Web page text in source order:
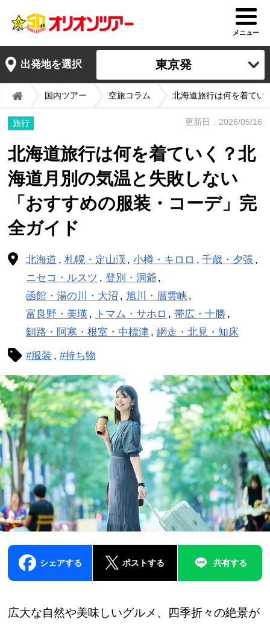
メニュー
出発地を選択 東京発
国内ツアー 空旅コラム 北海道旅行は何を着てい
旅行
北海道 札幌・定山渓 小樽・キロロ
千歳・夕張
ニセコ・ルスツ
登別・洞爺
函館・湯の川・大沼
旭川・層雲峡
富良野・美瑛
トマム・サホロ
帯広・十勝
釧路・阿寒・根室・中標津
網走・北見・知床
更新日：2026/05/16
北海道旅行は何を着ていく？北
海道月別の気温と失敗しない
「おすすめの服装・コーデ」完
全ガイド
#服装 #持ち物
シェアする ポストする 共有する
広大な自然や美味しいグルメ、四季折々の絶景が